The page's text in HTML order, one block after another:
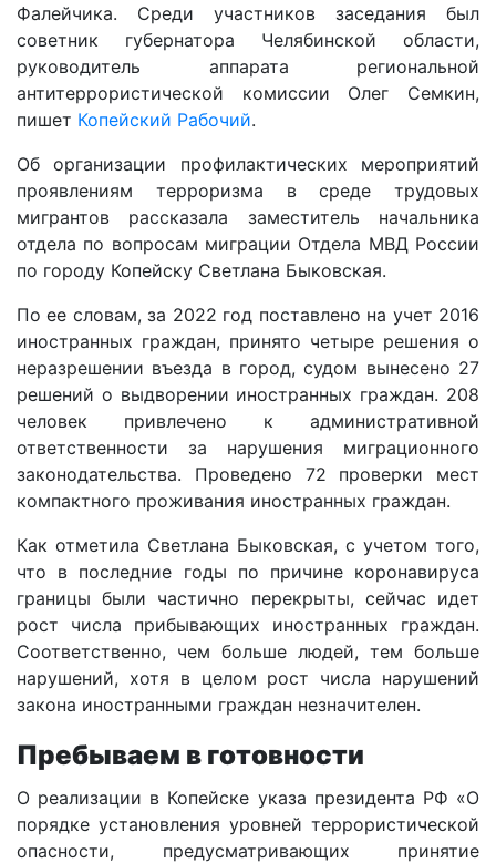
Фалейчика. Среди участников заседания был
советник губернатора Челябинской области,
руководитель аппарата региональной
антитеррористической комиссии Олег Семкин,
пишет Копейский Рабочий.
Об организации профилактических мероприятий
проявлениям терроризма в среде трудовых
мигрантов рассказала заместитель начальника
отдела по вопросам миграции Отдела МВД России
по городу Копейску Светлана Быковская.
По ее словам, за 2022 год поставлено на учет 2016
иностранных граждан, принято четыре решения о
неразрешении въезда в город, судом вынесено 27
решений о выдворении иностранных граждан. 208
человек привлечено к административной
ответственности за нарушения миграционного
законодательства. Проведено 72 проверки мест
компактного проживания иностранных граждан.
Как отметила Светлана Быковская, с учетом того,
что в последние годы по причине коронавируса
границы были частично перекрыты, сейчас идет
рост числа прибывающих иностранных граждан.
Соответственно, чем больше людей, тем больше
нарушений, хотя в целом рост числа нарушений
закона иностранными граждан незначителен.
Пребываем в готовности
О реализации в Копейске указа президента РФ «О
порядке установления уровней террористической
опасности, предусматривающих принятие